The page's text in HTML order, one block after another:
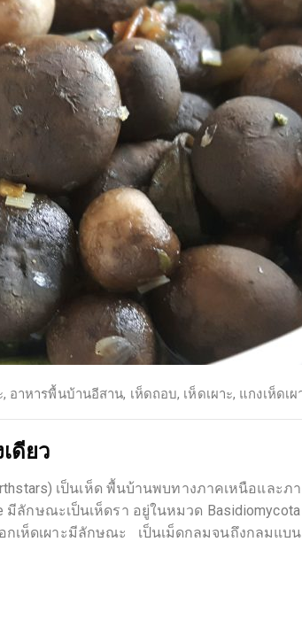
, อาหารพื้นบ้านอีสาน, เห็ดถอบ, เห็ดเผาะ, แกงเห็ดเผ
ดียว
เป็นเห็ด พื้นบ้านพบทางภาคเหนือและภา
กษณะเป็นเห็ดรา อยู่ในหมวด
ห็ดเผาะมีลักษณะ เป็นเม็ดกลมจนถึงกลมแบน